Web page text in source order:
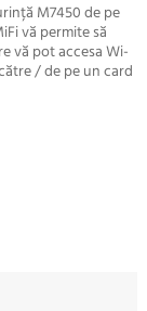
M7450 de pe
vă permite să
vă pot accesa Wi-
/ de pe un card